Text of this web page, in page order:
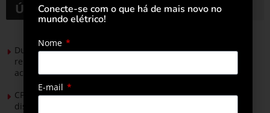
Últimas notícias
Durante esforço concentrado do Congresso, setor de
renováveis apresenta no Senado Federal pautas para
acelerar transição energética
CPFL Energia e TIM se unem para criar a rede de
distribuição do futuro com tecnologia privativa
Conecte-se com o que há de mais novo no
mundo elétrico!
Nome
E-mail